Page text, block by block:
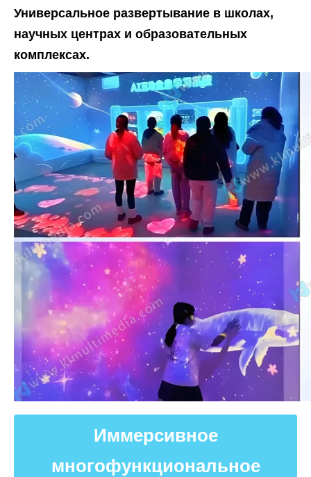
Универсальное развертывание в школах,
научных центрах и образовательных
комплексах.
Иммерсивное
многофункциональное